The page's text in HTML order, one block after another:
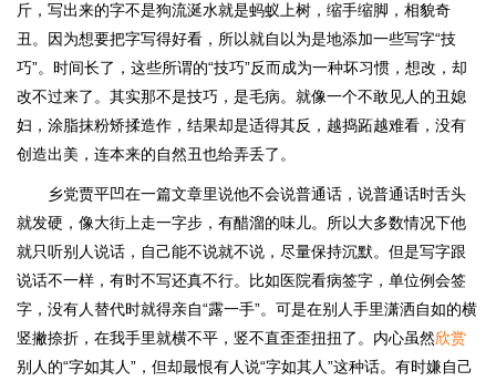
斤，写出来的字不是狗流涎水就是蚂蚁上树，缩手缩脚，相貌奇
丑。因为想要把字写得好看，所以就自以为是地添加一些写字“技
巧”。时间长了，这些所谓的“技巧”反而成为一种坏习惯，想改，却
改不过来了。其实那不是技巧，是毛病。就像一个不敢见人的丑媳
妇，涂脂抹粉矫揉造作，结果却是适得其反，越捣跖越难看，没有
创造出美，连本来的自然丑也给弄丢了。
乡党贾平凹在一篇文章里说他不会说普通话，说普通话时舌头
就发硬，像大街上走一字步，有醋溜的味儿。所以大多数情况下他
就只听别人说话，自己能不说就不说，尽量保持沉默。但是写字跟
说话不一样，有时不写还真不行。比如医院看病签字，单位例会签
字，没有人替代时就得亲自“露一手”。可是在别人手里潇洒自如的横
竖撇捺折，在我手里就横不平，竖不直歪歪扭扭了。内心虽然欣赏
别人的“字如其人”，但却最恨有人说“字如其人”这种话。有时嫌自己